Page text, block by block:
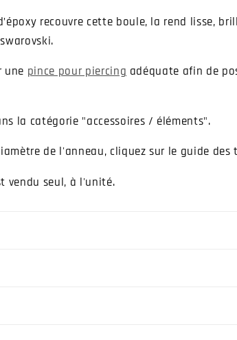
recouvre cette boule, la rend lisse,
une pince pour piercing adéquate afin de
la catégorie "accessoires / éléments".
de l'anneau, cliquez sur le guide des
vendu seul, à l'unité.